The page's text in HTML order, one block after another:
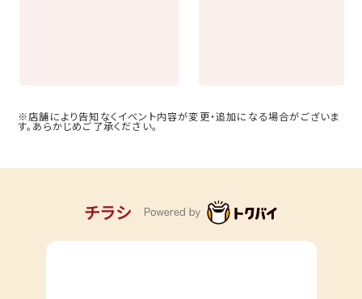
※店舗により告知なくイベント内容が変更・追加になる場合がございま
す。あらかじめご了承ください。
チラシ